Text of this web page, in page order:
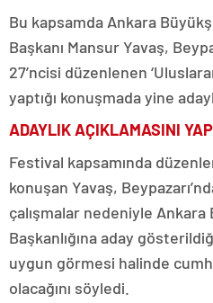
Bu kapsamda Ankara
Başkanı Mansur Yavaş,
27’ncisi düzenlenen
yaptığı konuşmada yine
ADAYLIK AÇIKLAMASINI
Festival kapsamında
konuşan Yavaş,
çalışmalar nedeniyle
Başkanlığına aday
uygun görmesi halinde
olacağını söyledi.